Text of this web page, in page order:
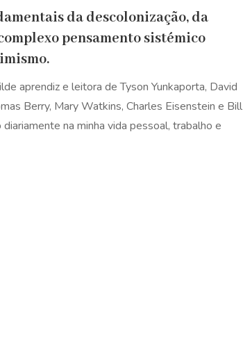
da descolonização, da
pensamento sistémico
aprendiz e leitora de Tyson Yunkaporta, David
Berry, Mary Watkins, Charles Eisenstein e Bill
na minha vida pessoal, trabalho e